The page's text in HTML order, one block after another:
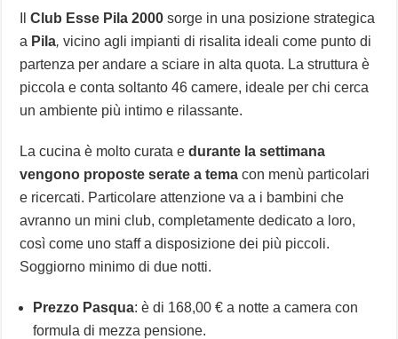
Club Esse Pila 2000 sorge in una posizione strategica
a Pila, vicino agli impianti di risalita ideali come punto di
partenza per andare a sciare in alta quota. La struttura è
piccola e conta soltanto 46 camere, ideale per chi cerca
un ambiente più intimo e rilassante.
La cucina è molto curata edurante la settimana
vengono proposte serate a tema con menù particolari
e ricercati. Particolare attenzione va a i bambini che
avranno un mini club, completamente dedicato a loro,
così come uno staff a disposizione dei più piccoli.
Soggiorno minimo di due notti.
Prezzo Pasqua: è di 168,00 € a notte a camera con
formula di mezza pensione.